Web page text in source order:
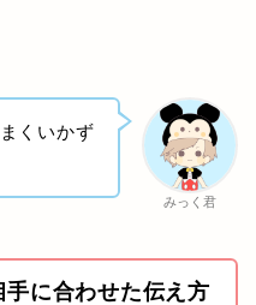
みっく君
くいかず
手に合わせた伝え方